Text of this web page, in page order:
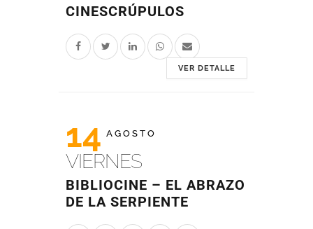
CINESCRÚPULOS
VER DETALLE
14 AGOSTO
VIERNES
BIBLIOCINE – EL ABRAZO
DE LA SERPIENTE